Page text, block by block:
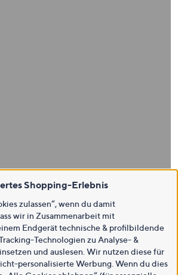
Shopping-Erlebnis
zulassen“, wenn du damit
wir in Zusammenarbeit mit
Endgerät technische & profilbildende
Technologien zu Analyse- &
und auslesen. Wir nutzen diese für
personalisierte Werbung. Wenn du dies